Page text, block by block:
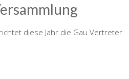
diese Jahr die Gau Vertreter